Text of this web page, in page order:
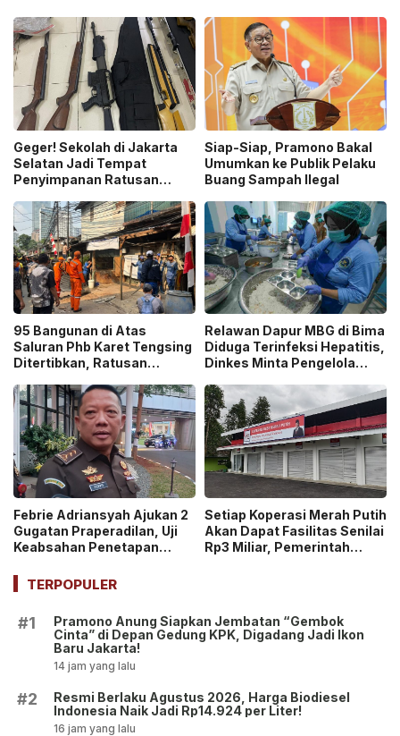
Geger! Sekolah di Jakarta
Selatan Jadi Tempat
Penyimpanan Ratusan
Pemilik
Siap-Siap, Pramono Bakal
Umumkan ke Publik Pelaku
Buang Sampah Ilegal
95 Bangunan di Atas
Saluran Phb Karet Tengsing
Ditertibkan, Ratusan
Dikerahkan
Relawan Dapur MBG di Bima
Diduga Terinfeksi Hepatitis,
Dinkes Minta Pengelola
Febrie Adriansyah Ajukan 2
Gugatan Praperadilan, Uji
Keabsahan Penetapan
Penyitaan Aset!
Setiap Koperasi Merah Putih
Akan Dapat Fasilitas Senilai
Rp3 Miliar, Pemerintah
TERPOPULER
#1
Pramono Anung Siapkan Jembatan “Gembok
Cinta” di Depan Gedung KPK, Digadang Jadi Ikon
Baru Jakarta!
14 jam yang lalu
#2
Resmi Berlaku Agustus 2026, Harga Biodiesel
Indonesia Naik Jadi Rp14.924 per Liter!
16 jam yang lalu